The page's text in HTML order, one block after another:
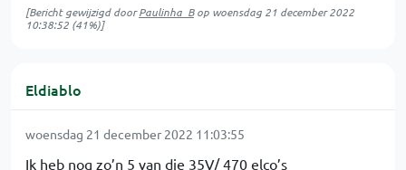
[Bericht gewijzigd doorPaulinha_Bop woensdag 21 december 2022
10:38:52 (41%)]
Eldiablo
woensdag 21 december 2022 11:03:55
Ik heb nog zo’n 5 van die 35V/ 470 elco’s